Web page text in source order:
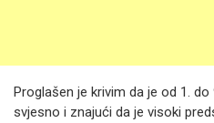
Proglašen je krivim da je od 1. do
svjesno i znajući da je visoki